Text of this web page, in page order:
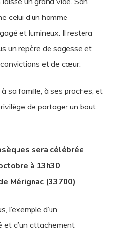
celui d’un homme
et lumineux. Il restera
un repère de sagesse et
convictions et de cœur.
sa famille, à ses proches, et
de partager un bout
sera célébrée
à 13h30
Mérignac (33700)
l’exemple d’un
et d’un attachement